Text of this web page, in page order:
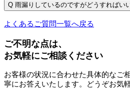
Q 雨漏りしているのですがどうすればい
よくあるご質問一覧へ戻る
ご不明な点は、
お気軽にご相談ください
お客様の状況に合わせた具体的なご
寧にお答えいたします。どうぞお気